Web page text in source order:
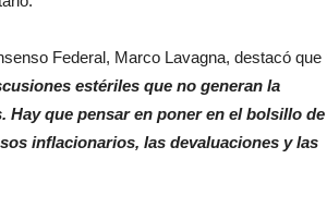
Federal, Marco Lavagna, destacó que
estériles que no generan la
que pensar en poner en el bolsillo
inflacionarios, las devaluaciones y las